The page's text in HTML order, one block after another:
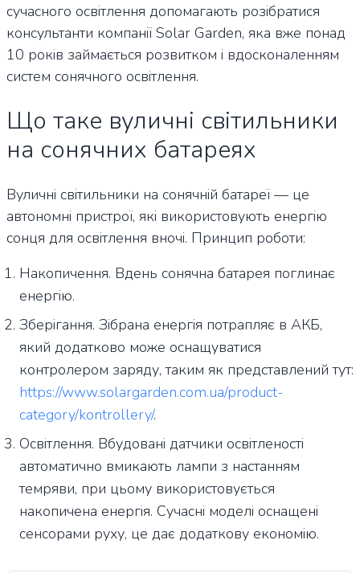
сучасного освітлення допомагають розібратися
консультанти компанії Solar Garden, яка вже понад
10 років займається розвитком і вдосконаленням
систем сонячного освітлення.
Що таке вуличні світильники
на сонячних батареях
Вуличні світильники на сонячній батареї — це
автономні пристрої, які використовують енергію
сонця для освітлення вночі. Принцип роботи:
Накопичення. Вдень сонячна батарея поглинає
енергію.
Зберігання. Зібрана енергія потрапляє в АКБ,
який додатково може оснащуватися
контролером заряду, таким як представлений тут:
https://www.solargarden.com.ua/product-
category/kontrollery/.
Освітлення. Вбудовані датчики освітленості
автоматично вмикають лампи з настанням
темряви, при цьому використовується
накопичена енергія. Сучасні моделі оснащені
сенсорами руху, це дає додаткову економію.